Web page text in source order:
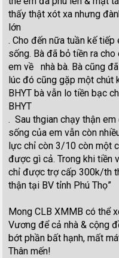
thấy thật xót xa nhưng
lớn
. Cho đến nữa tuần kế
sống. Bà đã bỏ tiền ra
em về nhà bà. Bà cũng
lúc đó cũng gặp một chút
BHYT bà vẫn lo tiền bạc
BHYT
. Sau thgian chạy thận
sống của em vẫn còn
lực chỉ còn 3/10 còn một
được gì cả. Trong khi tiền
chỉ được trợ cấp 300k/th
thận tại BV tỉnh Phú Thọ”
Mong CLB XMMB có thể
Vương để cả nhà & cộng
bớt phần bất hạnh, mất
Thân mến!